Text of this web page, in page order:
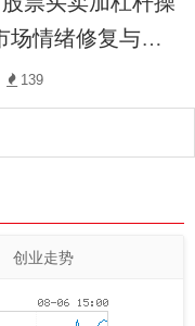
场情绪修复与回
里,外汇配资交
常
139
创业走势